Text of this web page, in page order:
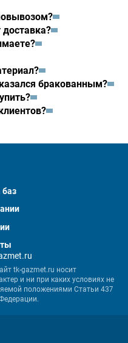
бракованным?
баз
tk-gazmet.ru носит
и ни при каких условиях не
положениями Статьи 437